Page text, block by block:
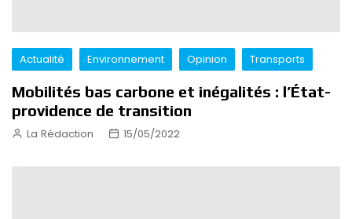
Actualité Environnement Opinion Transports
Mobilités bas carbone et inégalités : l’État-
providence de transition
La Rédaction 15/05/2022